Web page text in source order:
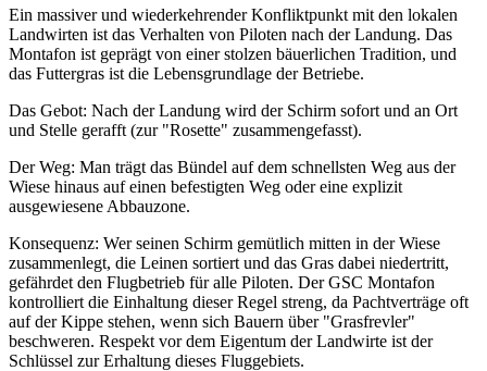
Ein massiver und wiederkehrender Konfliktpunkt mit den lokalen
Landwirten ist das Verhalten von Piloten nach der Landung. Das
Montafon ist geprägt von einer stolzen bäuerlichen Tradition, und
das Futtergras ist die Lebensgrundlage der Betriebe.
Das Gebot: Nach der Landung wird der Schirm sofort und an Ort
und Stelle gerafft (zur "Rosette" zusammengefasst).
Der Weg: Man trägt das Bündel auf dem schnellsten Weg aus der
Wiese hinaus auf einen befestigten Weg oder eine explizit
ausgewiesene Abbauzone.
Konsequenz: Wer seinen Schirm gemütlich mitten in der Wiese
zusammenlegt, die Leinen sortiert und das Gras dabei niedertritt,
gefährdet den Flugbetrieb für alle Piloten. Der GSC Montafon
kontrolliert die Einhaltung dieser Regel streng, da Pachtverträge oft
auf der Kippe stehen, wenn sich Bauern über "Grasfrevler"
beschweren. Respekt vor dem Eigentum der Landwirte ist der
Schlüssel zur Erhaltung dieses Fluggebiets.